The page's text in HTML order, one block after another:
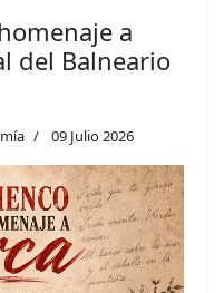
a
del Balneario
09 Julio 2026